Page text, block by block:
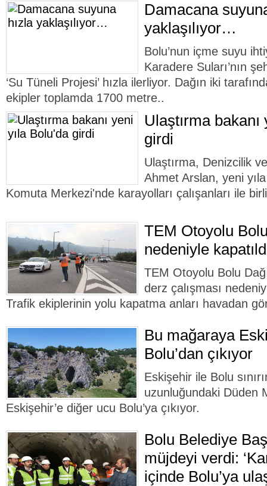
Damacana
yaklaşılıyor…
Bolu’nun içme suyu
Karadere Suları’nın
‘Su Tüneli Projesi’ hızla ilerliyor. Dağın iki
ekipler toplamda 1700 metre..
Ulaştırma
girdi
Ulaştırma, Denizcilik
Ahmet Arslan, yeni
Komuta Merkezi'nde karayolları çalışanları ile
TEM Otoyolu
nedeniyle
TEM Otoyolu Bolu
derz çalışması
Trafik ekiplerinin yolu kapatma anları havadan
Bu mağaraya
Bolu’dan çıkıyor
Eskişehir ile Bolu
uzunluğundaki Düden
Eskişehir’e diğer ucu Bolu’ya çıkıyor.
Bolu Belediye
müjdeyi verdi:
içinde Bolu’ya